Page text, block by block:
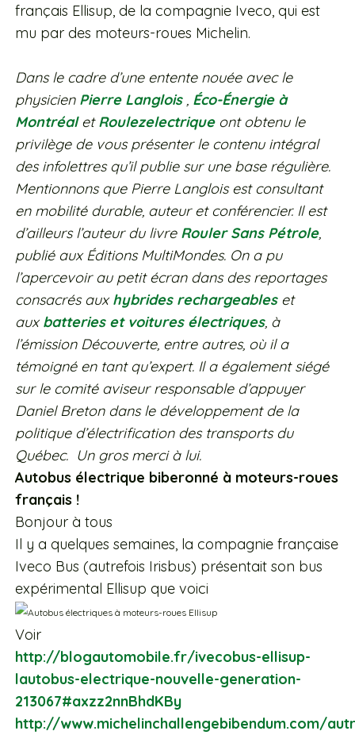
français Ellisup, de la compagnie Iveco, qui est
mu par des moteurs-roues Michelin.
Dans le cadre d’une entente nouée avec le
physicien Pierre Langlois, Éco-Énergie à
MontréaletRoulezelectriqueont obtenu le
privilège de vous présenter le contenu intégral
des infolettres qu’il publie sur une base régulière.
Mentionnons que Pierre Langlois est consultant
en mobilité durable, auteur et conférencier. Il est
d’ailleurs l’auteur du livre Rouler Sans Pétrole,
publié aux Éditions MultiMondes. On a pu
l’apercevoir au petit écran dans des reportages
consacrés auxhybrides rechargeableset
auxbatteries et voitures électriques, à
l’émission Découverte, entre autres, où il a
témoigné en tant qu’expert. Il a également siégé
sur le comité aviseur responsable d’appuyer
Daniel Breton dans le développement de la
politique d’électrification des transports du
Québec. Un gros merci à lui.
Autobus électrique biberonné à moteurs-roues
français !
Bonjour à tous
Il y a quelques semaines, la compagnie française
Iveco Bus (autrefois Irisbus) présentait son bus
expérimental Ellisup que voici
Voir
http://blogautomobile.fr/ivecobus-ellisup-
lautobus-electrique-nouvelle-generation-
213067#axzz2nnBhdKBy
http://www.michelinchallengebibendum.com/